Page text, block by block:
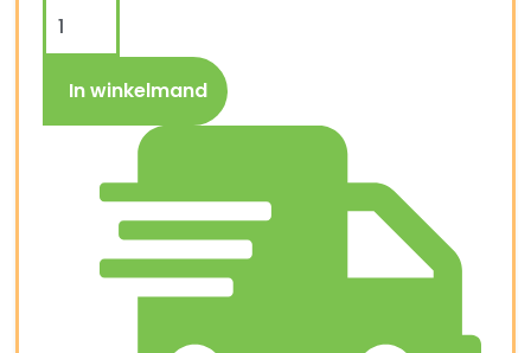
In winkelmand